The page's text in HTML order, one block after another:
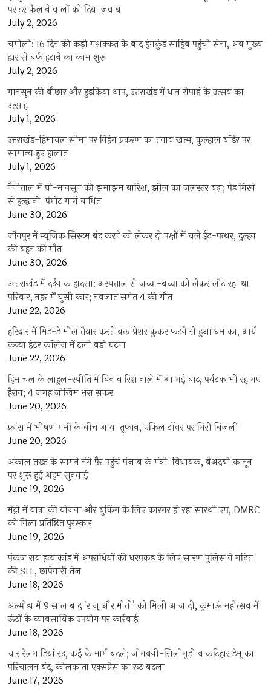
पर डर फैलाने वालों को दिया जवाब
July 2, 2026
चमोली: 16 दिन की कड़ी मशक्कत के बाद हेमकुंड साहिब पहुंची सेना, अब मुख्य
द्वार से बर्फ हटाने का काम शुरू
July 2, 2026
मानसून की बौछार और हुड़किया थाप, उत्तराखंड में धान रोपाई के उत्सव का
उत्साह
July 1, 2026
उत्तराखंड-हिमाचल सीमा पर निहंग प्रकरण का तनाव खत्म, कुल्हाल बॉर्डर पर
सामान्य हुए हालात
July 1, 2026
नैनीताल में प्री-मानसून की झमाझम बारिश, झील का जलस्तर बढ़ा; पेड़ गिरने
से हल्द्वानी-पंगोट मार्ग बाधित
June 30, 2026
जौनपुर में म्यूजिक सिस्टम बंद करने को लेकर दो पक्षों में चले ईंट-पत्थर, दुल्हन
की बहन की मौत
June 30, 2026
उत्‍तराखंड में दर्दनाक हादसा: अस्पताल से जच्चा-बच्चा को लेकर लौट रहा था
परिवार, नहर में घुसी कार; नवजात समेत 4 की मौत
June 22, 2026
हरिद्वार में मिड-डे मील तैयार करते वक्त प्रेशर कुकर फटने से हुआ धमाका, आर्य
कन्या इंटर कॉलेज में टली बड़ी घटना
June 22, 2026
हिमाचल के लाहुल-स्पीति में बिन बारिश नाले में आ गई बाढ़, पर्यटक भी रह गए
हैरान; 4 जगह जोखिम भरा सफर
June 20, 2026
फ्रांस में भीषण गर्मी के बीच आया तूफान, एफिल टॉवर पर गिरी बिजली
June 20, 2026
अकाल तख्त के सामने नंगे पैर पहुंचे पंजाब के मंत्री-विधायक, बेअदबी कानून
पर शुरू हुई अहम सुनवाई
June 19, 2026
मेट्रो में यात्रा की योजना और बुकिंग के लिए कारगर हो रहा सारथी एप, DMRC
को मिला प्रतिष्ठित पुरस्कार
June 19, 2026
पंकज राय हत्याकांड में अपराधियों की धरपकड़ के लिए सारण पुलिस ने गठित
की SIT, छापेमारी तेज
June 18, 2026
अल्मोड़ा में 9 साल बाद ‘राजू और मोती’ को मिली आजादी, कुमाऊं महोत्सव में
ऊंटों के व्यावसायिक उपयोग पर कार्रवाई
June 18, 2026
चार रेलगाड़ियां रद, कई के मार्ग बदले; जोगबनी-सिलीगुड़ी व कटिहार डेमू का
परिचालन बंद, कोलकाता एक्सप्रेस का रूट बदला
June 17, 2026